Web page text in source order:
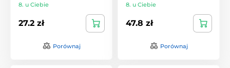
8. u Ciebie
27.2 zł
Porównaj
8. u Ciebie
47.8 zł
Porównaj